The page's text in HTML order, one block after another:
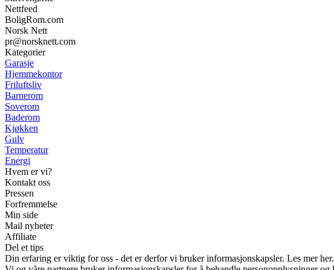
Nettfeed
BoligRom.com
Norsk Nett
pr@norsknett.com
Kategorier
Garasje
Hjemmekontor
Friluftsliv
Barnerom
Soverom
Baderom
Kjøkken
Gulv
Temperatur
Energi
Hvem er vi?
Kontakt oss
Pressen
Forfremmelse
Min side
Mail nyheter
Affiliate
Del et tips
Din erfaring er viktig for oss - det er derfor vi bruker informasjonskapsler. Les mer her.